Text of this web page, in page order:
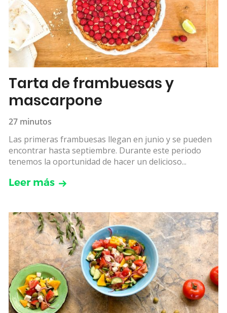
Tarta de frambuesas y
mascarpone
27 minutos
Las primeras frambuesas llegan en junio y se pueden
encontrar hasta septiembre. Durante este periodo
tenemos la oportunidad de hacer un delicioso...
Leer más